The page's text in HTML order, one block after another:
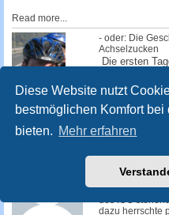
Diese Website nutzt
bestmöglichen Komfort bei
bieten. Mehr erfahren
Read more...
Auf Skates von
Düsseldorf
- oder: Die
Achselzucken
Die ersten
haben uns
sind die ersten
Read more...
Kurz nach
einberufene
Sportevent des
des IOC
dazu herrschte